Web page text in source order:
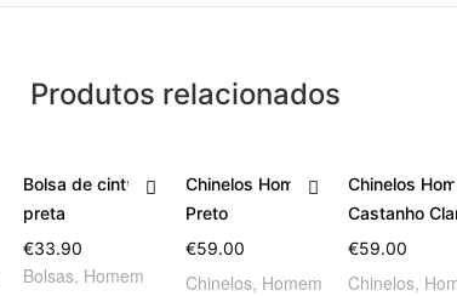
Produtos relacionados
Bolsa de cintura
preta
€33.90
Bolsas, Homem
Chinelos Homem
Preto
€59.00
Chinelos, Homem
Chinelos
Castanho
€59.00
Chinelos,